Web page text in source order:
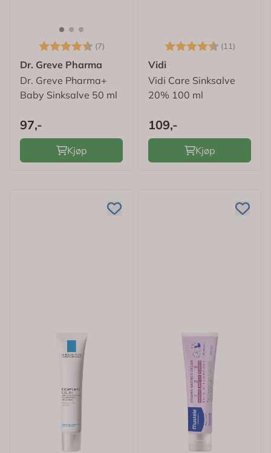
Karakter: (7)
4.4 av 5 mulige
Dr. Greve Pharma
Dr. Greve Pharma+
Baby Sinksalve 50 ml
97,-
Kjøp
Karakter: (11)
Vidi
Vidi Care Sinksalve
20% 100 ml
109,-
Kjøp